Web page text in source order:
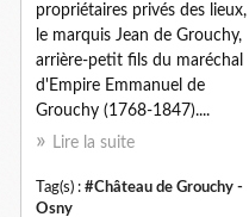
propriétaires privés des lieux,
le marquis Jean de Grouchy,
arrière-petit fils du maréchal
d'Empire Emmanuel de
Grouchy (1768-1847)....
Lire la suite
Tag(s) : #Château de Grouchy -
Osny